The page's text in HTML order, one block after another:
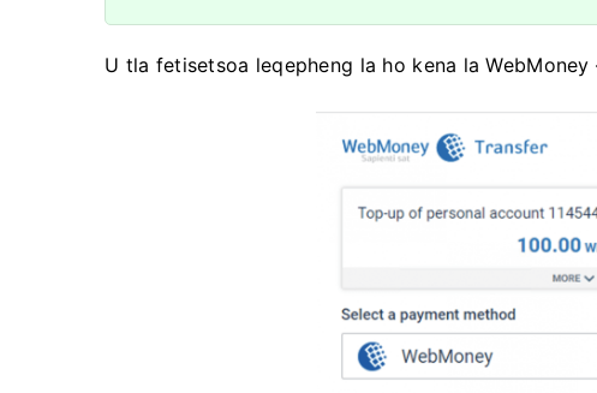
U tla fetisetsoa leqepheng la ho kena la